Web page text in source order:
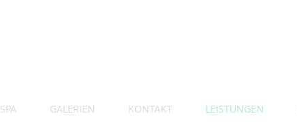
SPA GALERIEN KONTAKT LEISTUNGEN